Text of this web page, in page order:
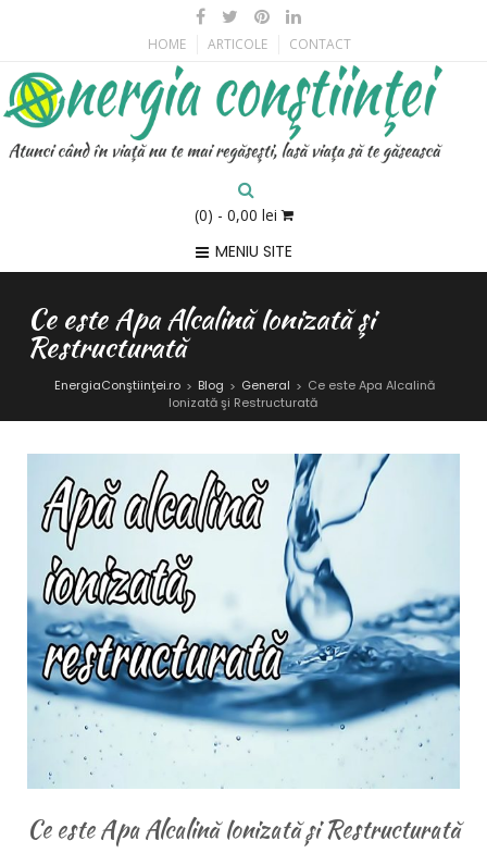
HOME ARTICOLE CONTACT
(0) - 0,00 lei
MENIU SITE
Ce este Apa Alcalină Ionizată şi
Restructurată
EnergiaConştiinţei.ro > Blog > General > Ce este Apa Alcalină
Ionizată şi Restructurată
Ce este Apa Alcalină Ionizată și Restructurată